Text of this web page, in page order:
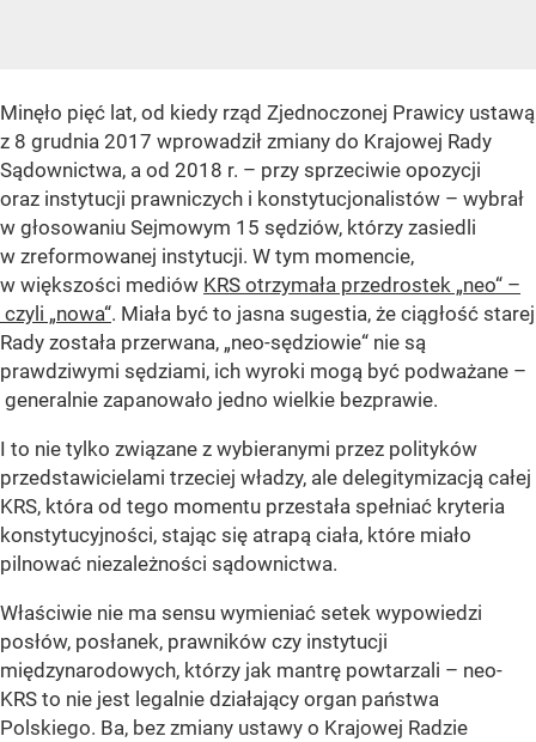
Minęło pięć lat, od kiedy rząd Zjednoczonej Prawicy ustawą
z 8 grudnia 2017 wprowadził zmiany do Krajowej Rady
Sądownictwa, a od 2018 r. – przy sprzeciwie opozycji
oraz instytucji prawniczych i konstytucjonalistów – wybrał
w głosowaniu Sejmowym 15 sędziów, którzy zasiedli
w zreformowanej instytucji. W tym momencie,
w większości mediów KRS otrzymała przedrostek „neo“ –
czyli „nowa“. Miała być to jasna sugestia, że ciągłość starej
Rady została przerwana, „neo-sędziowie“ nie są
prawdziwymi sędziami, ich wyroki mogą być podważane –
generalnie zapanowało jedno wielkie bezprawie.
I to nie tylko związane z wybieranymi przez polityków
przedstawicielami trzeciej władzy, ale delegitymizacją całej
KRS, która od tego momentu przestała spełniać kryteria
konstytucyjności, stając się atrapą ciała, które miało
pilnować niezależności sądownictwa.
Właściwie nie ma sensu wymieniać setek wypowiedzi
posłów, posłanek, prawników czy instytucji
międzynarodowych, którzy jak mantrę powtarzali – neo-
KRS to nie jest legalnie działający organ państwa
Polskiego. Ba, bez zmiany ustawy o Krajowej Radzie